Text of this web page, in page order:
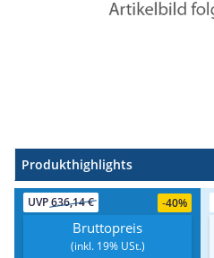
Produkthighlights
UVP636,14 € -40%
Bruttopreis
(inkl. 19% USt.)